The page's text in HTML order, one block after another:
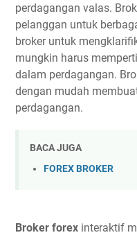
perdagangan valas.
pelanggan untuk
broker untuk
mungkin harus
dalam perdagangan.
dengan mudah
perdagangan.
BACA JUGA
FOREX BROKER
Broker forex interaktif